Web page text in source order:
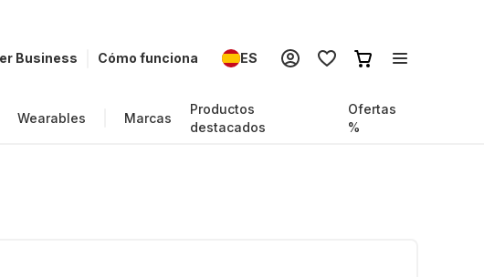
Business Cómo funciona ES
Wearables Marcas
Productos
destacados
Ofertas
%